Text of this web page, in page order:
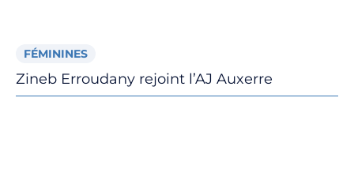
FÉMININES
Zineb Erroudany rejoint l’AJ Auxerre